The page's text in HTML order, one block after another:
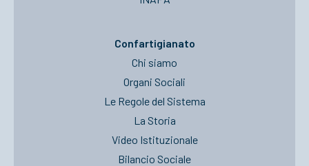
Confartigianato
Chi siamo
Organi Sociali
Le Regole del Sistema
La Storia
Video Istituzionale
Bilancio Sociale